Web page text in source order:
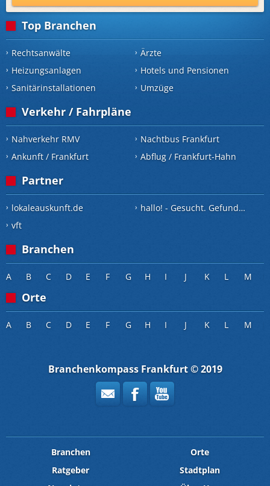
Top Branchen
Rechtsanwälte Ärzte
Heizungsanlagen
Hotels und Pensionen
Sanitärinstallationen
Umzüge
Verkehr / Fahrpläne
Nahverkehr RMV Nachtbus Frankfurt
Ankunft / Frankfurt
Abflug / Frankfurt-Hahn
Partner
lokaleauskunft.de hallo! - Gesucht. Gefunden.
vft
Branchen
A B C D E F G H I J K L M
Orte
A B C D E F G H I J K L M
Branchenkompass Frankfurt © 2019
Branchen
Orte
Ratgeber
Stadtplan